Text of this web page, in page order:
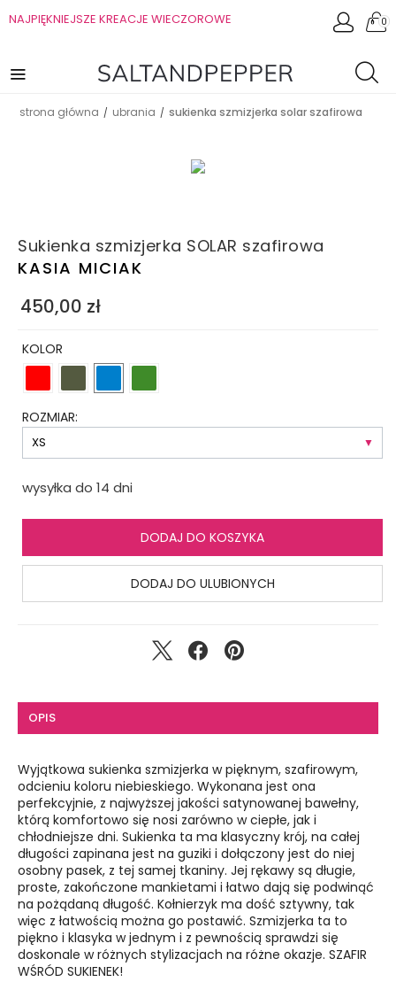
NAJPIĘKNIEJSZE KREACJE WIECZOROWE 0
strona główna / ubrania / sukienka szmizjerka solar szafirowa
Sukienka szmizjerka SOLAR szafirowa
KASIA MICIAK
450,00 zł
KOLOR
ROZMIAR:
wysyłka do 14 dni
DODAJ DO KOSZYKA
DODAJ DO ULUBIONYCH
OPIS
Wyjątkowa sukienka szmizjerka w pięknym, szafirowym,
odcieniu koloru niebieskiego. Wykonana jest ona
perfekcyjnie, z najwyższej jakości satynowanej bawełny,
którą komfortowo się nosi zarówno w ciepłe, jak i
chłodniejsze dni. Sukienka ta ma klasyczny krój, na całej
długości zapinana jest na guziki i dołączony jest do niej
osobny pasek, z tej samej tkaniny. Jej rękawy są długie,
proste, zakończone mankietami i łatwo dają się podwinąć
na pożądaną długość. Kołnierzyk ma dość sztywny, tak
więc z łatwością można go postawić. Szmizjerka ta to
piękno i klasyka w jednym i z pewnością sprawdzi się
doskonale w różnych stylizacjach na różne okazje. SZAFIR
WŚRÓD SUKIENEK!